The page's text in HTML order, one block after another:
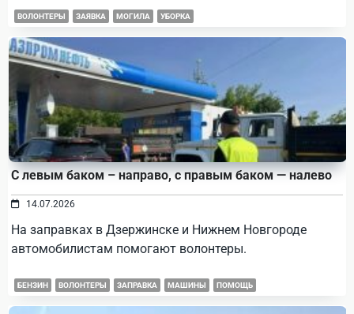
ВОЛОНТЕРЫ ЗАЯВКА МОГИЛА УБОРКА
С левым баком – направо, с правым баком — налево
14.07.2026
На заправках в Дзержинске и Нижнем Новгороде
автомобилистам помогают волонтеры.
БЕНЗИН ВОЛОНТЕРЫ ЗАПРАВКА МАШИНЫ ПОМОЩЬ